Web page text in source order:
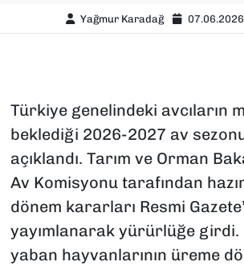
Yağmur Karadağ
Türkiye genelindeki avcıların
beklediği 2026-2027 av
açıklandı. Tarım ve Orman
Av Komisyonu tarafından
dönem kararları Resmi
yayımlanarak yürürlüğe
yaban hayvanlarının üreme